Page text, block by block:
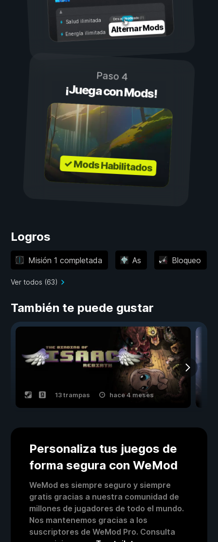
Activado
Desactivado
Salud ilimitada
Energía ilimitada Alternar Mods
Paso 4
¡Juega con Mods!
✓ Mods Habilitados
Logros
Misión 1 completada As Bloqueo
Ver todos (63)
También te puede gustar
13 trampas hace 4 meses
Personaliza tus juegos de
forma segura con WeMod
WeMod es siempre seguro y siempre
gratis gracias a nuestra comunidad de
millones de jugadores de todo el mundo.
Nos mantenemos gracias a los
suscriptores de WeMod Pro. Consulta